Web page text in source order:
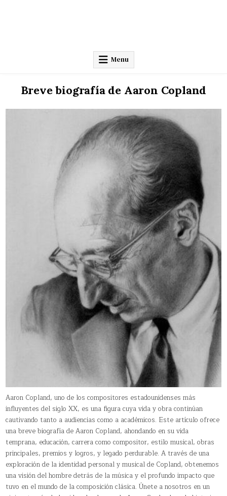
Menu
Breve biografía de Aaron Copland
Aaron Copland, uno de los compositores estadounidenses más
influyentes del siglo XX, es una figura cuya vida y obra continúan
cautivando tanto a audiencias como a académicos. Este artículo ofrece
una breve biografía de Aaron Copland, ahondando en su vida
temprana, educación, carrera como compositor, estilo musical, obras
principales, premios y logros, y legado perdurable. A través de una
exploración de la identidad personal y musical de Copland, obtenemos
una visión del hombre detrás de la música y el profundo impacto que
tuvo en el mundo de la composición clásica. Únete a nosotros en un